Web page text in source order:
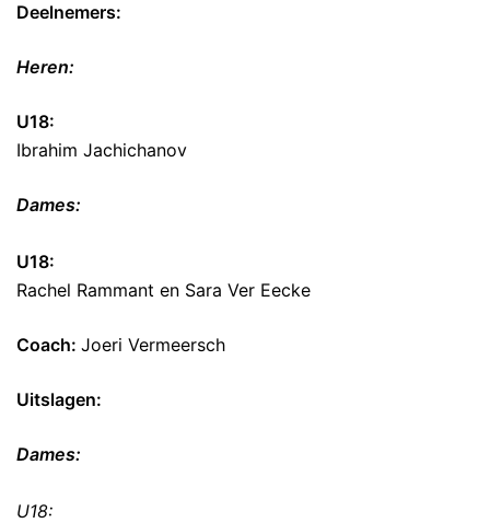
Deelnemers:
Heren:
U18:
Ibrahim Jachichanov
Dames:
U18:
Rachel Rammant en Sara Ver Eecke
Coach: Joeri Vermeersch
Uitslagen:
Dames:
U18: